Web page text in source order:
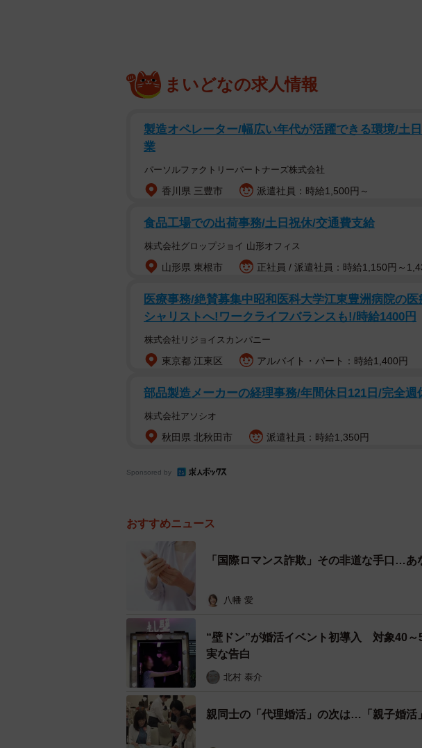
なぜ、婚活詐欺に、だまされてしまうのでしょうか。
が詐欺師なのかを見抜くのは、難しいことを感じています
の気を引くために、ファーストインプレッションを良くし
めに、多くの女性が求めるであろう、仕事や年収を偽りま
ましとっていますが、この時、自分は大学病院の医者だと
入の職業を用いて、相手に良い印象をもたせようとしてき
お返しをしなければという思いが強くなり、疑いづらい状
私など、婚活パーティーでは、正直に年収がさほど多く
ストと自己紹介しますので、ほとんどの女性からスルーさ
円だと言ってしまえば、興味をひいてもらえるかもしれな
りますが、嘘はダメです。正直な自分を見せてしまうので
こうした心境を味わったのでしょうか。裁判所の事務官
０代女性らから、結婚の積み立てを名目に金をだましとっ
た。犯行の動機について、女性が職業のことばかりを気に
婚活してる人がすべてそうだというわけではありません
が一番で、人柄は二の次という人は多いように思います。
入る隙があるように感じています。
まいどなの求人情報
製造オペレーター/幅広い年代が活躍できる環境/土
業
パーソルファクトリーパートナーズ株式会社
香川県 三豊市 派遣社員：時給1,500円～
食品工場での出荷事務/土日祝休/交通費支給
株式会社グロップジョイ 山形オフィス
山形県 東根市 正社員 / 派遣社員：時給1,150円～
医療事務/絶賛募集中昭和医科大学江東豊洲病院の
シャリストへ!ワークライフバランスも!/時給1400円
株式会社リジョイスカンパニー
東京都 江東区 アルバイト・パート：時給1,400円
部品製造メーカーの経理事務/年間休日121日/完全週
株式会社アソシオ
秋田県 北秋田市 派遣社員：時給1,350円
Sponsored by
おすすめニュース
「国際ロマンス詐欺」その非道な手口…あ
八幡 愛
“壁ドン”が婚活イベント初導入 対象40
実な告白
北村 泰介
親同士の「代理婚活」の次は…「親子婚